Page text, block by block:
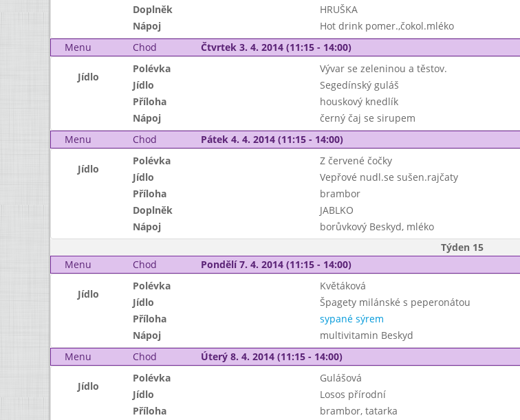
Doplněk
HRUŠKA
Nápoj
Hot drink pomer.,čokol.mléko
Menu
Chod Čtvrtek 3. 4. 2014 (11:15 - 14:00)
Jídlo
Polévka
Vývar se zeleninou a těstov.
Jídlo
Segedínský guláš
Příloha
houskový knedlík
Nápoj
černý čaj se sirupem
Menu
Chod Pátek 4. 4. 2014 (11:15 - 14:00)
Jídlo
Polévka
Z červené čočky
Jídlo
Vepřové nudl.se sušen.rajčaty
Příloha
brambor
Doplněk
JABLKO
Nápoj
borůvkový Beskyd, mléko
Týden 15
Menu
Chod Pondělí 7. 4. 2014 (11:15 - 14:00)
Jídlo
Polévka
Květáková
Jídlo
Špagety milánské s peperonátou
Příloha
sypané sýrem
Nápoj
multivitamin Beskyd
Menu
Chod Úterý 8. 4. 2014 (11:15 - 14:00)
Jídlo
Polévka
Gulášová
Jídlo
Losos přírodní
Příloha
brambor, tatarka